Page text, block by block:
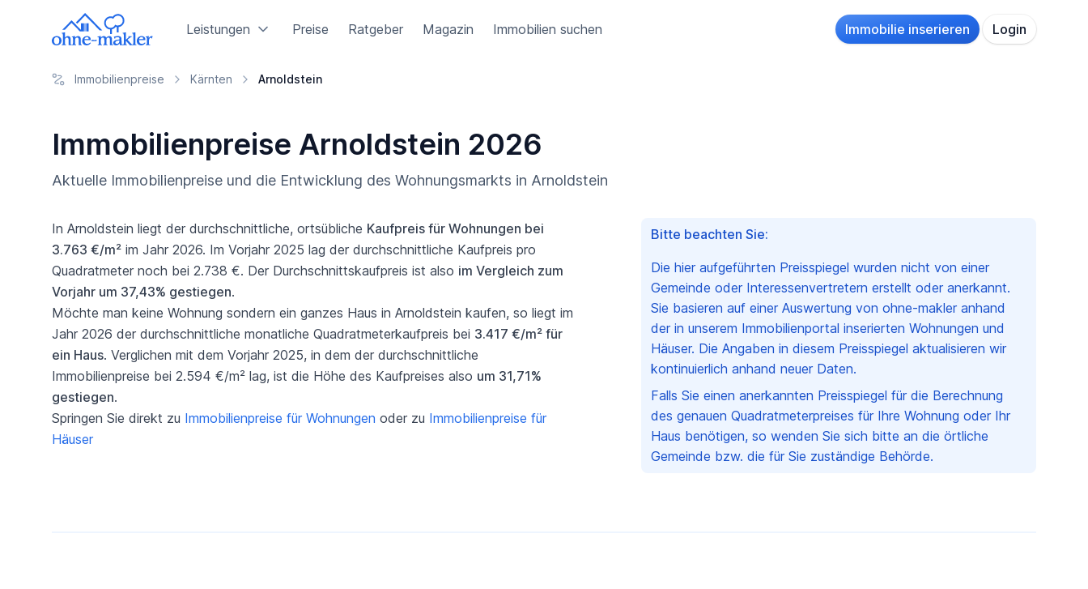
Leistungen Preise Ratgeber Magazin Immobilien suchen Immobilie inserieren Login
Immobilienpreise Kärnten Arnoldstein
Immobilienpreise Arnoldstein 2026
Aktuelle Immobilienpreise und die Entwicklung des Wohnungsmarkts in Arnoldstein
In Arnoldstein liegt der durchschnittliche, ortsübliche Kaufpreis für Wohnungen bei
3.763 €/m² im Jahr 2026. Im Vorjahr 2025 lag der durchschnittliche Kaufpreis pro
Quadratmeter noch bei 2.738 €. Der Durchschnittskaufpreis ist also im Vergleich zum
Vorjahr um 37,43% gestiegen.
Möchte man keine Wohnung sondern ein ganzes Haus in Arnoldstein kaufen, so liegt im
Jahr 2026 der durchschnittliche monatliche Quadratmeterkaufpreis bei 3.417 €/m² für
ein Haus. Verglichen mit dem Vorjahr 2025, in dem der durchschnittliche
Immobilienpreise bei 2.594 €/m² lag, ist die Höhe des Kaufpreises also um 31,71%
gestiegen.
Springen Sie direkt zu Immobilienpreise für Wohnungen oder zu Immobilienpreise für
Häuser
Bitte beachten Sie:
Die hier aufgeführten Preisspiegel wurden nicht von einer
Gemeinde oder Interessenvertretern erstellt oder anerkannt.
Sie basieren auf einer Auswertung von ohne-makler anhand
der in unserem Immobilienportal inserierten Wohnungen und
Häuser. Die Angaben in diesem Preisspiegel aktualisieren wir
kontinuierlich anhand neuer Daten.
Falls Sie einen anerkannten Preisspiegel für die Berechnung
des genauen Quadratmeterpreises für Ihre Wohnung oder Ihr
Haus benötigen, so wenden Sie sich bitte an die örtliche
Gemeinde bzw. die für Sie zuständige Behörde.